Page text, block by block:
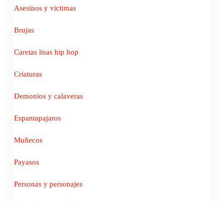
Asesinos y victimas
Brujas
Caretas lisas hip hop
Criaturas
Demonios y calaveras
Espantapajaros
Muñecos
Payasos
Personas y personajes